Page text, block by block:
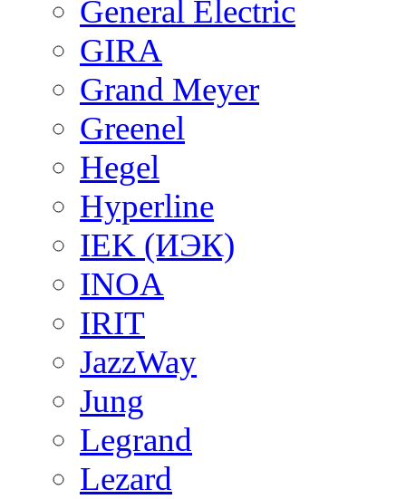
General Electric
GIRA
Grand Meyer
Greenel
Hegel
Hyperline
IEK (ИЭК)
INOA
IRIT
JazzWay
Jung
Legrand
Lezard